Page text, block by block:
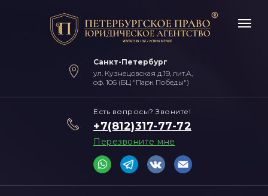
Санкт-Петербург
+7(812)317-77-72
Перезвоните мне
Есть вопросы? Звоните!
ул. Кузнецовская д.19, лит.А,
оф. 106 (БЦ "Парк Победы")